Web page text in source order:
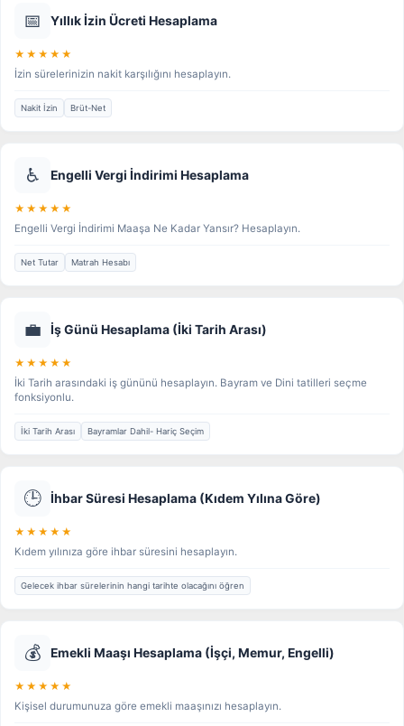
📅 Yıllık İzin Ücreti Hesaplama
★★★★★
İzin sürelerinizin nakit karşılığını hesaplayın.
Nakit İzin Brüt-Net
♿ Engelli Vergi İndirimi Hesaplama
★★★★★
Engelli Vergi İndirimi Maaşa Ne Kadar Yansır? Hesaplayın.
Net Tutar Matrah Hesabı
💼 İş Günü Hesaplama (İki Tarih Arası)
★★★★★
İki Tarih arasındaki iş gününü hesaplayın. Bayram ve Dini tatilleri seçme
fonksiyonlu.
İki Tarih Arası Bayramlar Dahil- Hariç Seçim
🕒 İhbar Süresi Hesaplama (Kıdem Yılına Göre)
★★★★★
Kıdem yılınıza göre ihbar süresini hesaplayın.
Gelecek ihbar sürelerinin hangi tarihte olacağını öğren
💰 Emekli Maaşı Hesaplama (İşçi, Memur, Engelli)
★★★★★
Kişisel durumunuza göre emekli maaşınızı hesaplayın.